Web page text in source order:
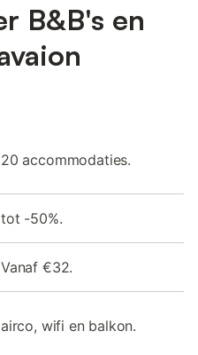
B&B's en
20 accommodaties.
tot -50%.
Vanaf €32.
airco, wifi en balkon.